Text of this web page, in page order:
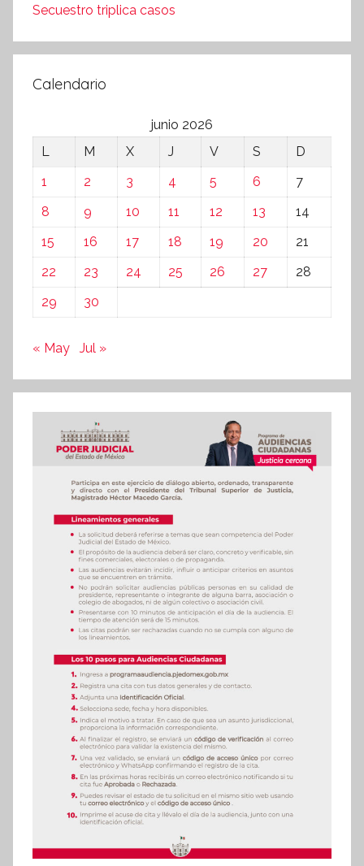
Secuestro triplica casos
Calendario
junio 2026
L
M X J V S
D
1
2 3 4 5 6
7
8
9 10 11 12 13
14
15
16 17 18 19 20
21
22
23 24 25 26 27
28
29
30
« May Jul »